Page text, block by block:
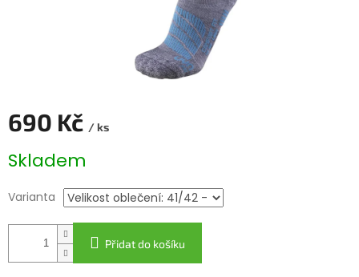
690 Kč / ks
cena:
Skladem
Varianta
Přidat do košíku